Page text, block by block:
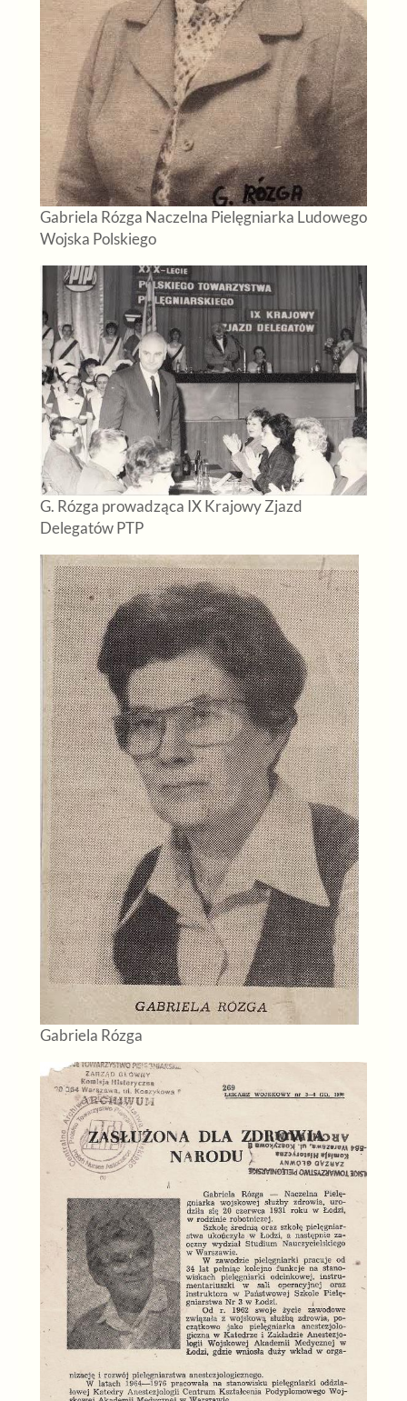
Gabriela Rózga Naczelna Pielęgniarka Ludowego
Wojska Polskiego
G. Rózga prowadząca IX Krajowy Zjazd
Delegatów PTP
Gabriela Rózga